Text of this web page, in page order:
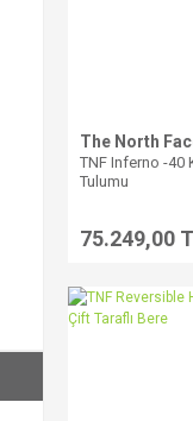
The North
TNF Inferno -40
Tulumu
75.249,00